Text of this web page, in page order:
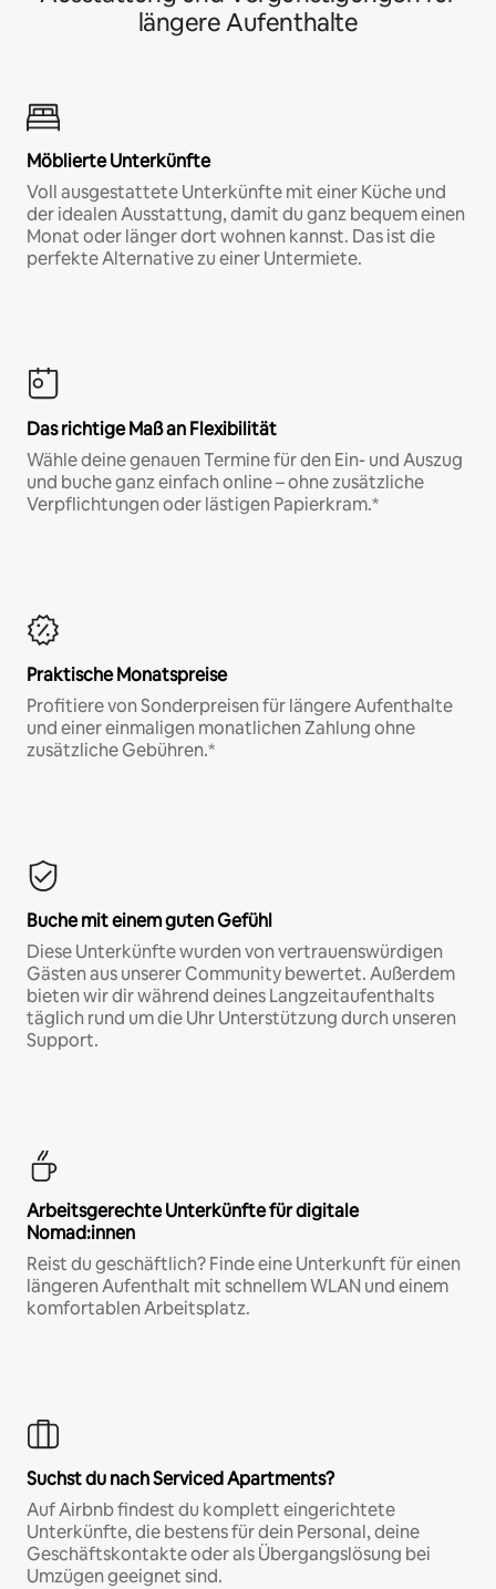
längere Aufenthalte
Möblierte Unterkünfte
Voll ausgestattete Unterkünfte mit einer Küche und
der idealen Ausstattung, damit du ganz bequem einen
Monat oder länger dort wohnen kannst. Das ist die
perfekte Alternative zu einer Untermiete.
Das richtige Maß an Flexibilität
Wähle deine genauen Termine für den Ein- und Auszug
und buche ganz einfach online – ohne zusätzliche
Verpflichtungen oder lästigen Papierkram.*
Praktische Monatspreise
Profitiere von Sonderpreisen für längere Aufenthalte
und einer einmaligen monatlichen Zahlung ohne
zusätzliche Gebühren.*
Buche mit einem guten Gefühl
Diese Unterkünfte wurden von vertrauenswürdigen
Gästen aus unserer Community bewertet. Außerdem
bieten wir dir während deines Langzeitaufenthalts
täglich rund um die Uhr Unterstützung durch unseren
Support.
Arbeitsgerechte Unterkünfte für digitale
Nomad:innen
Reist du geschäftlich? Finde eine Unterkunft für einen
längeren Aufenthalt mit schnellem WLAN und einem
komfortablen Arbeitsplatz.
Suchst du nach Serviced Apartments?
Auf Airbnb findest du komplett eingerichtete
Unterkünfte, die bestens für dein Personal, deine
Geschäftskontakte oder als Übergangslösung bei
Umzügen geeignet sind.